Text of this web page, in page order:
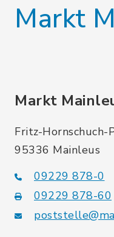
Markt
Markt
Fritz-Hornschuch-
95336 Mainleus
09229 878-0
09229 878-60